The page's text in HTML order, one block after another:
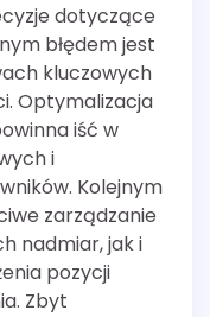
dotyczące
błędem jest
kluczowych
Optymalizacja
iść w
i
Kolejnym
zarządzanie
nadmiar, jak i
pozycji
Zbyt